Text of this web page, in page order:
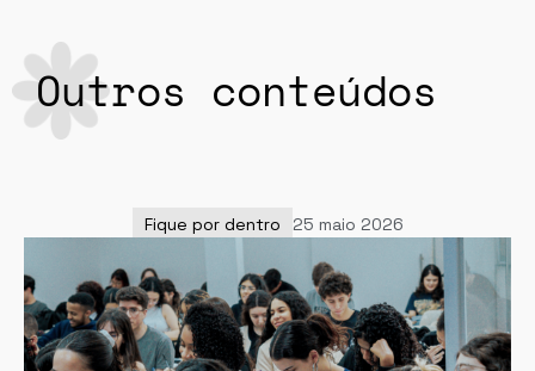
Outros conteúdos
Fique por dentro 25 maio 2026